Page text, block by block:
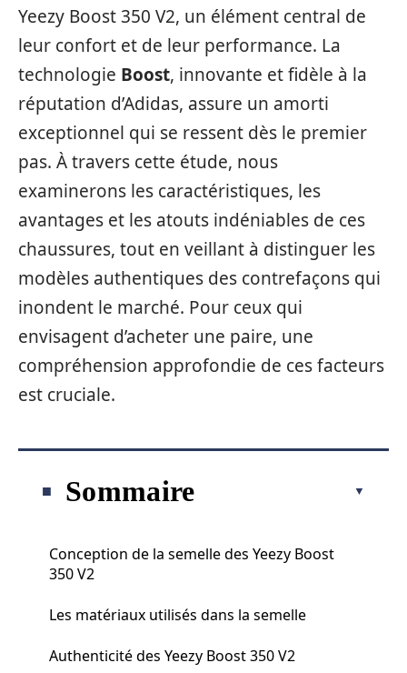
Yeezy Boost 350 V2, un élément central de
leur confort et de leur performance. La
technologie Boost, innovante et fidèle à la
réputation d’Adidas, assure un amorti
exceptionnel qui se ressent dès le premier
pas. À travers cette étude, nous
examinerons les caractéristiques, les
avantages et les atouts indéniables de ces
chaussures, tout en veillant à distinguer les
modèles authentiques des contrefaçons qui
inondent le marché. Pour ceux qui
envisagent d’acheter une paire, une
compréhension approfondie de ces facteurs
est cruciale.
Sommaire
Conception de la semelle des Yeezy Boost
350 V2
Les matériaux utilisés dans la semelle
Authenticité des Yeezy Boost 350 V2